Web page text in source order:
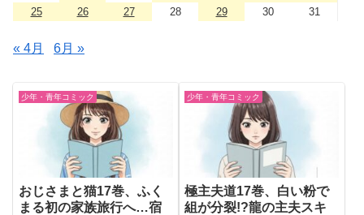
25
26 27 28 29 30 31
« 4月 6月 »
少年・青年コミック
おじさまと猫17巻、ふく
まる初の家族旅行へ…宿
少年・青年コミック
極主夫道17巻、白い粉で
組が分裂!?龍の主夫スキ